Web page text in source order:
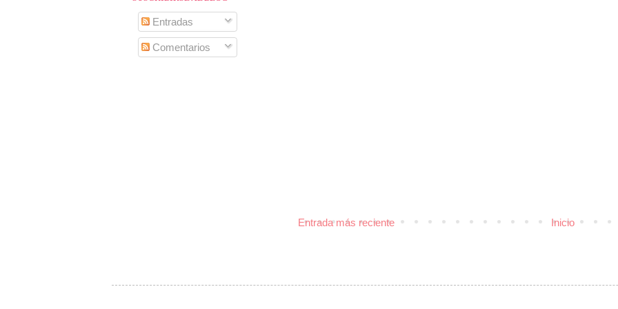
Entrada más reciente Inicio
Entradas
Comentarios